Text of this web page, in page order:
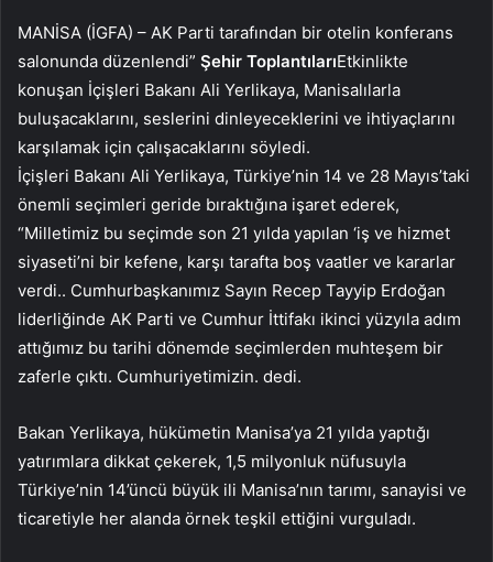
MANİSA (İGFA) – AK Parti tarafından bir otelin konferans
salonunda düzenlendi” Şehir ToplantılarıEtkinlikte
konuşan İçişleri Bakanı Ali Yerlikaya, Manisalılarla
buluşacaklarını, seslerini dinleyeceklerini ve ihtiyaçlarını
karşılamak için çalışacaklarını söyledi.
İçişleri Bakanı Ali Yerlikaya, Türkiye’nin 14 ve 28 Mayıs’taki
önemli seçimleri geride bıraktığına işaret ederek,
“Milletimiz bu seçimde son 21 yılda yapılan ‘iş ve hizmet
siyaseti’ni bir kefene, karşı tarafta boş vaatler ve kararlar
verdi.. Cumhurbaşkanımız Sayın Recep Tayyip Erdoğan
liderliğinde AK Parti ve Cumhur İttifakı ikinci yüzyıla adım
attığımız bu tarihi dönemde seçimlerden muhteşem bir
zaferle çıktı. Cumhuriyetimizin. dedi.
Bakan Yerlikaya, hükümetin Manisa’ya 21 yılda yaptığı
yatırımlara dikkat çekerek, 1,5 milyonluk nüfusuyla
Türkiye’nin 14’üncü büyük ili Manisa’nın tarımı, sanayisi ve
ticaretiyle her alanda örnek teşkil ettiğini vurguladı.